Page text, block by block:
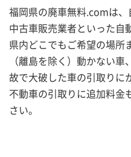
福岡県の廃車無料.comは、
中古車販売業者といった自
県内どこでもご希望の場所
（離島を除く）動かない
故で大破した車の引取りに
不動車の引取りに追加料金
さい。